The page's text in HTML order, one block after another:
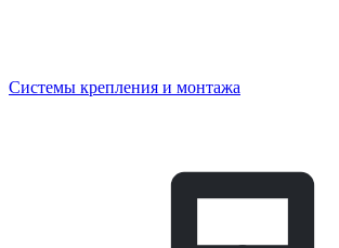
Системы крепления и монтажа